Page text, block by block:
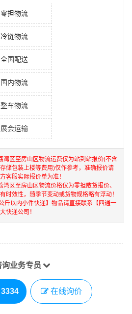
零担物流
冷链物流
全国配送
国内物流
整车物流
展会运输
湾区 至房山区物流运费仅为站到站报价(不含
储包装上楼等费用)仅作参考，准确报价请
客服实际报价单为准！
湾区 至房山区物流价格仅为零担散货报价、
时效性，随季节变动或货物规格略有浮动！
斤以内小件快递】物品请直接联系【四通一
快递公司！
询业务专员
在线询价